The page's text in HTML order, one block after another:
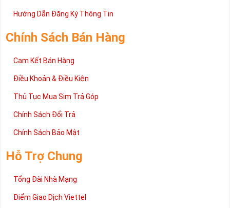
2 đang được rất nhiều khách hàng tin tưởng lựa chọn trên thị
cấp trong bài viết này sẽ giúp bạn hiểu rõ ý nghĩa và các bước đặt
mua sim số tại Sim Tiền Giang nhanh chóng nhất.
Chúc quý khách tìm được chiếc sim Tứ quý 2 như ý!
Hướng Dẫn Đăng Ký Thông Tin
Chính Sách Bán Hàng
Cam Kết Bán Hàng
Điều Khoản & Điều Kiện
Thủ Tục Mua Sim Trả Góp
Chính Sách Đổi Trả
Chính Sách Bảo Mật
Hỗ Trợ Chung
Tổng Đài Nhà Mạng
Điểm Giao Dịch Viettel